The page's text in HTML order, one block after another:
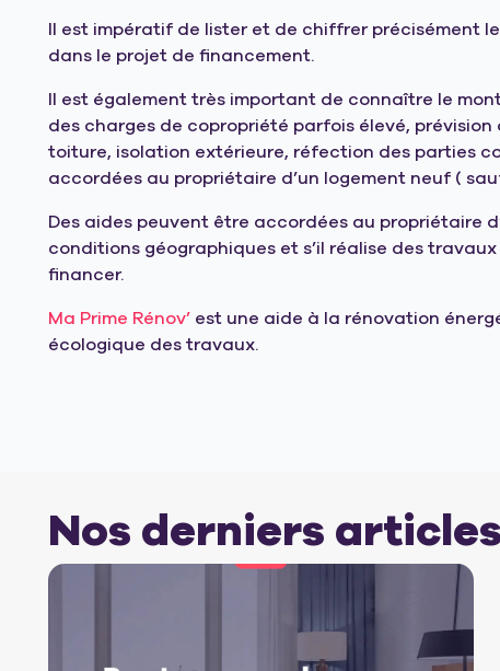
Il est impératif de lister et de chiffrer précisément
dans le projet de financement.
Il est également très important de connaître le
des charges de copropriété parfois élevé,
toiture, isolation extérieure, réfection des parties
accordées au propriétaire d’un logement neuf (
Des aides peuvent être accordées au propriétaire
conditions géographiques et s’il réalise des travaux
financer.
Ma Prime Rénov’ est une aide à la rénovation
écologique des travaux.
Nos derniers articles